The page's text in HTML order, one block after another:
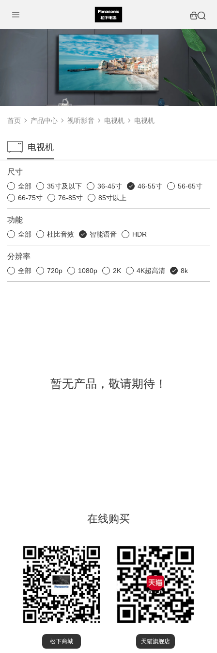
首页 产品中心 视听影音 电视机 电视机
电视机
尺寸
全部 35寸及以下 36-45寸 46-55寸
56-65寸
66-75寸
76-85寸 85寸以上
功能
全部 杜比音效 智能语音 HDR
分辨率
全部 720p 1080p 2K 4K超高清 8k
暂无产品，敬请期待！
在线购买
松下商城 天猫旗舰店